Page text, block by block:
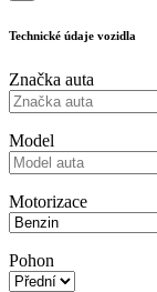
Technické údaje vozidla
Značka auta
Model
Motorizace
Pohon